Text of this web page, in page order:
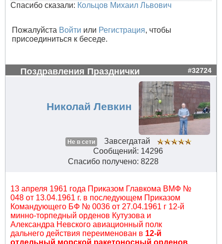
Спасибо сказали: Кольцов Михаил Львович
Пожалуйста Войти или Регистрация, чтобы
присоединиться к беседе.
Поздравления Празднички #32724
Николай Левкин
Не в сети
Завсегдатай
Сообщений: 14296
Спасибо получено: 8228
13 апреля 1961 года Приказом Главкома ВМФ №
048 от 13.04.1961 г. в последующем Приказом
Командующего БФ № 0036 от 27.04.1961 г 12-й
минно-торпедный орденов Кутузова и
Александра Невского авиационный полк
дальнего действия переименован в 12-й